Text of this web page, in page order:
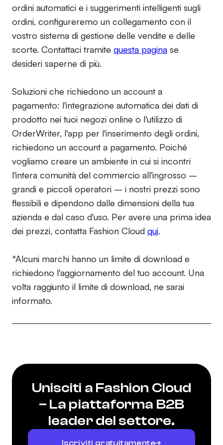
ordini automatici e i suggerimenti intelligenti sugli
ordini, configureremo un collegamento con il
vostro sistema di gestione delle vendite e delle
scorte. Contattaci tramite questa pagina se
desideri saperne di più.
Soluzioni che richiedono un account a
pagamento: l'integrazione automatica dei dati di
prodotto nei tuoi negozi online o l'utilizzo di
OrderWriter, l'app per l'inserimento degli ordini,
richiedono un account a pagamento. Poiché
vogliamo creare un ambiente in cui si incontri
l'intera comunità del commercio all'ingrosso –
grandi e piccoli operatori – i nostri prezzi sono
flessibili e dipendono dalle dimensioni della tua
azienda e dal caso d'uso. Per avere una prima idea
dei prezzi, contatta Fashion Cloud qui.
*Alcuni marchi hanno un limite di download e
richiedono l'aggiornamento del tuo account. Una
volta raggiunto il limite di download, ne sarai
informato.
Unisciti a Fashion Cloud
– La piattaforma B2B
leader del settore.
Iscriviti gratuitamente